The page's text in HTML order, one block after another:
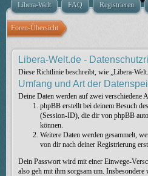
Libera-Welt FAQ Registrieren
Foren-Übersicht
Libera-Welt.de -
Diese Richtlinie beschreibt, wie „Libera-
Umfang und Art der
Deine Daten werden auf zwei verschiedene
phpBB erstellt bei deinem Besuch
(Session-ID), die dir von phpBB
können.
Weitere Daten werden gesammelt,
von dir nach deiner Registrierung
Dein Passwort wird mit einer Einwege-
also geh mit ihm sorgsam um.